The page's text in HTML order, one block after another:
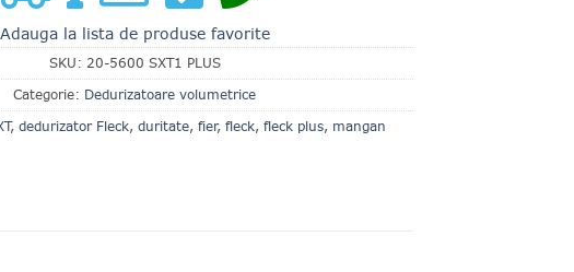
Adauga la lista de produse favorite
SKU: 20-5600 SXT1 PLUS
Categorie: Dedurizatoare volumetrice
, dedurizator Fleck, duritate, fier, fleck, fleck plus, mangan